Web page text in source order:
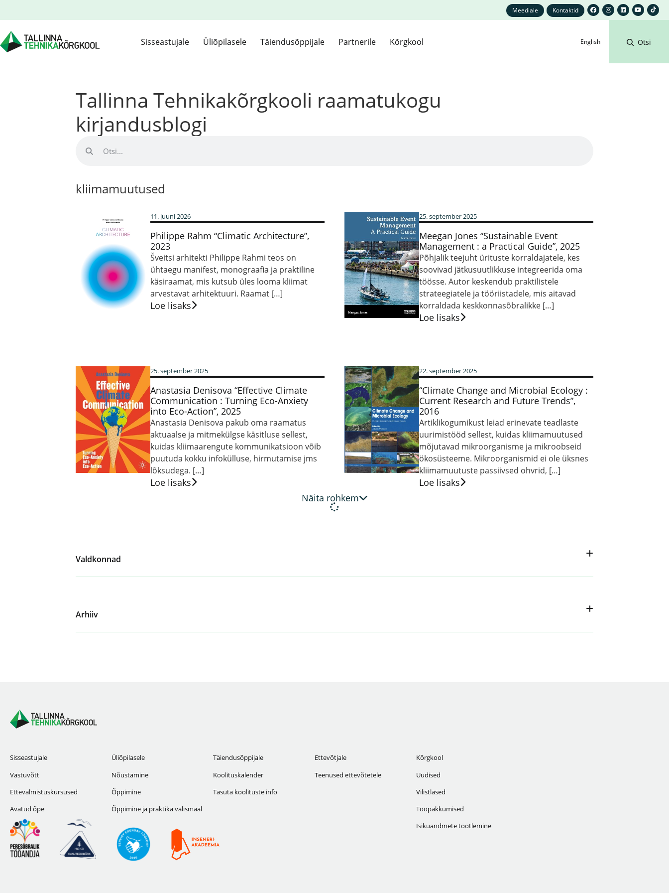
Meediale Kontaktid
Sisseastujale Üliõpilasele Täiendusõppijale Partnerile Kõrgkool English Otsi
Tallinna Tehnikakõrgkooli raamatukogu
kirjandusblogi
kliimamuutused
11. juuni 2026
Philippe Rahm “Climatic Architecture”,
2023
Šveitsi arhitekti Philippe Rahmi teos on
ühtaegu manifest, monograafia ja praktiline
käsiraamat, mis kutsub üles looma kliimat
arvestavat arhitektuuri. Raamat […]
Loe lisaks
25. september 2025
Meegan Jones “Sustainable Event
Management : a Practical Guide”, 2025
Põhjalik teejuht ürituste korraldajatele, kes
soovivad jätkusuutlikkuse integreerida oma
töösse. Autor keskendub praktilistele
strateegiatele ja tööriistadele, mis aitavad
korraldada keskkonnasõbralikke […]
Loe lisaks
25. september 2025
Anastasia Denisova “Effective Climate
Communication : Turning Eco-Anxiety
into Eco-Action”, 2025
Anastasia Denisova pakub oma raamatus
aktuaalse ja mitmekülgse käsitluse sellest,
kuidas kliimaarengute kommunikatsioon võib
puutuda kokku infokülluse, hirmutamise jms
lõksudega. […]
Loe lisaks
22. september 2025
“Climate Change and Microbial Ecology :
Current Research and Future Trends”,
2016
Artiklikogumikust leiad erinevate teadlaste
uurimistööd sellest, kuidas kliimamuutused
mõjutavad mikroorganisme ja mikroobseid
ökosüsteeme. Mikroorganismid ei ole üksnes
kliimamuutuste passiivsed ohvrid, […]
Loe lisaks
Näita rohkem
Valdkonnad
Arhiiv
Sisseastujale
Vastuvõtt
Ettevalmistuskursused
Avatud õpe
Üliõpilasele
Nõustamine
Õppimine
Õppimine ja praktika välismaal
Täiendusõppijale
Koolituskalender
Tasuta koolituste info
Ettevõtjale
Teenused ettevõtetele
Kõrgkool
Uudised
Vilistlased
Tööpakkumised
Isikuandmete töötlemine